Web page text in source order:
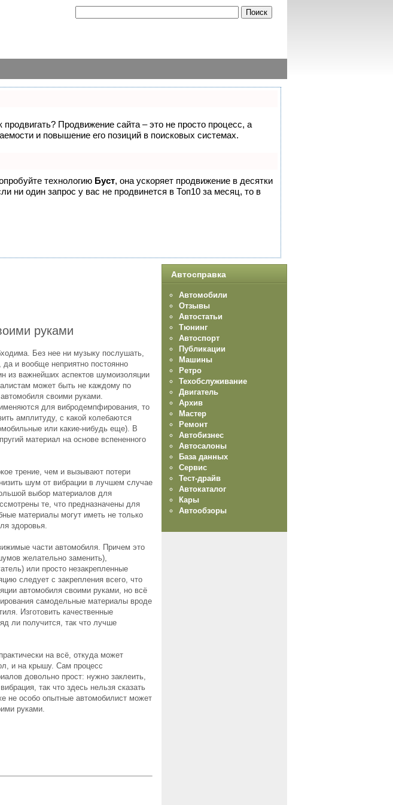
Продвижение сайта – это не просто процесс, а
и повышение его позиций в поисковых системах.
технологию Буст, она ускоряет продвижение в десятки
ни один запрос у вас не продвинется в Топ10 за месяц, то в
руками
Без нее ни музыку послушать,
и вообще неприятно постоянно
из важнейших аспектов шумоизоляции
может быть не каждому по
своими руками.
для вибродемпфирования, то
амплитуду, с какой колебаются
или какие-нибудь еще). В
материал на основе вспененного
трение, чем и вызывают потери
шум от вибрации в лучшем случае
выбор материалов для
те, что предназначены для
материалы могут иметь не только
здоровья.
части автомобиля. Причем это
желательно заменить),
или просто незакрепленные
следует с закрепления всего, что
автомобиля своими руками, но всё
самодельные материалы вроде
Изготовить качественные
ли получится, так что лучше
на всё, откуда может
и на крышу. Сам процесс
довольно прост: нужно заклеить,
так что здесь нельзя сказать
не особо опытные автомобилист может
руками.
Автосправка
Автомобили
Отзывы
Автостатьи
Тюнинг
Автоспорт
Публикации
Машины
Ретро
Техобслуживание
Двигатель
Архив
Мастер
Ремонт
Автобизнес
Автосалоны
База данных
Сервис
Тест-драйв
Автокаталог
Кары
Автообзоры